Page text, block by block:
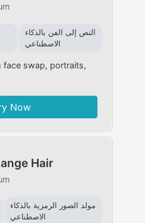
النص إلى الفن بالذكاء
الاصطناعي
face swap, portraits,
Now
Hair
مولد الصور الرمزية بالذكاء
الاصطناعي